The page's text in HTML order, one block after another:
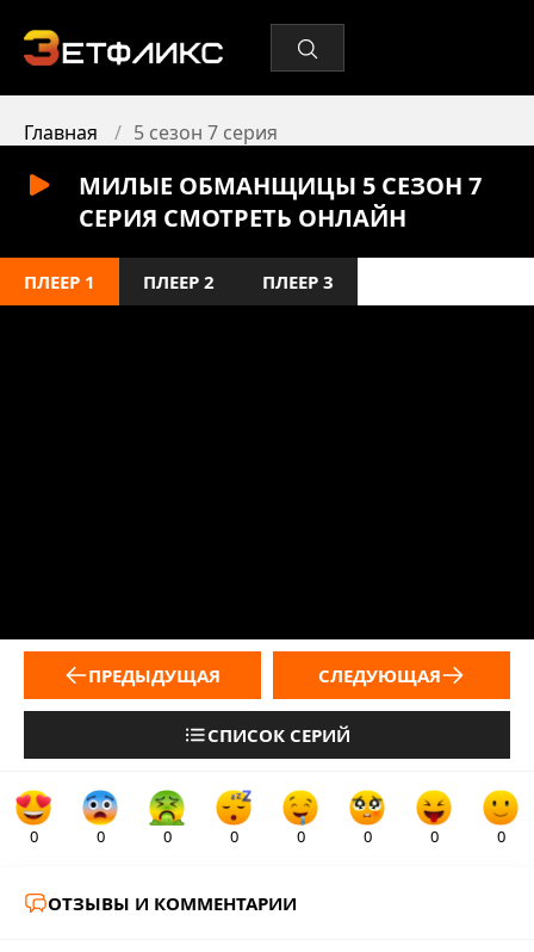
Главная 5 сезон 7 серия
МИЛЫЕ ОБМАНЩИЦЫ 5 СЕЗОН 7
СЕРИЯ СМОТРЕТЬ ОНЛАЙН
ПЛЕЕР 1 ПЛЕЕР 2 ПЛЕЕР 3
ПРЕДЫДУЩАЯ
СПИСОК СЕРИЙ
СЛЕДУЮЩАЯ
0 0 0 0 0 0 0 0
ОТЗЫВЫ И КОММЕНТАРИИ